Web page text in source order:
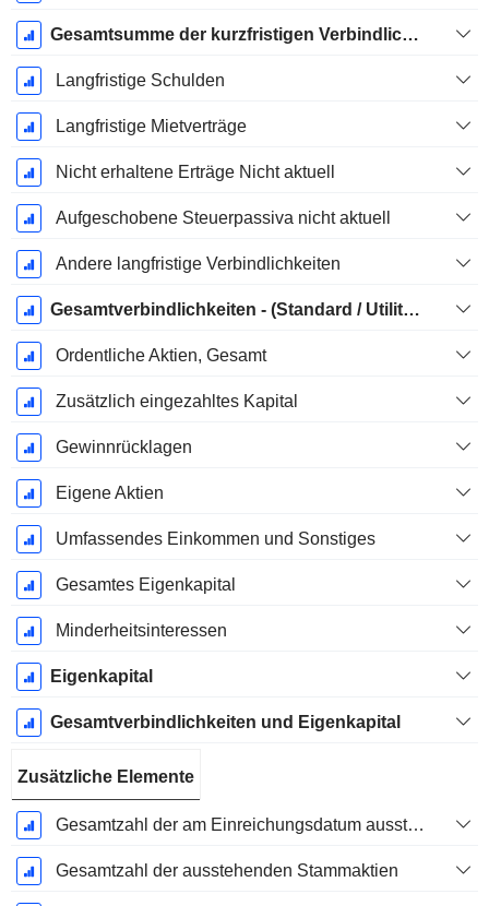
Gesamtsumme der kurzfristigen Verbindlichkeiten
Langfristige Schulden
Langfristige Mietverträge
Nicht erhaltene Erträge Nicht aktuell
Aufgeschobene Steuerpassiva nicht aktuell
Andere langfristige Verbindlichkeiten
Gesamtverbindlichkeiten - (Standard / Utility Vorlage)
Ordentliche Aktien, Gesamt
Zusätzlich eingezahltes Kapital
Gewinnrücklagen
Eigene Aktien
Umfassendes Einkommen und Sonstiges
Gesamtes Eigenkapital
Minderheitsinteressen
Eigenkapital
Gesamtverbindlichkeiten und Eigenkapital
Zusätzliche Elemente
Gesamtzahl der am Einreichungsdatum ausstehenden Aktien
Gesamtzahl der ausstehenden Stammaktien